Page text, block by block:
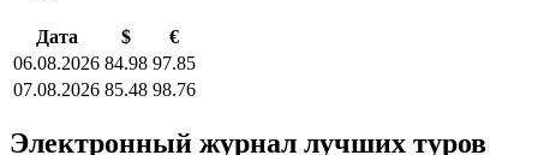
Дата $
€
06.08.2026 84.98 97.85
07.08.2026 85.48 98.76
Электронный журнал лучших туров